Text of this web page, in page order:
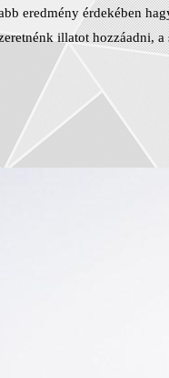
eredmény érdekében
illatot hozzáadni,